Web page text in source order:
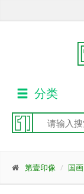
分类
第壹印像 国画